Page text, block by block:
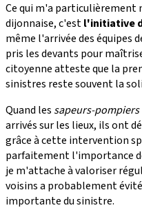
Ce qui m'a
dijonnaise, c'estl'initiative
même l'arrivée des équipes
pris les devants pour
citoyenne atteste que la
sinistres reste souvent la
Quand les sapeurs-
arrivés sur les lieux, ils ont
grâce à cette intervention
parfaitement l'importance
je m'attache à valoriser
voisins a probablement
importante du sinistre.